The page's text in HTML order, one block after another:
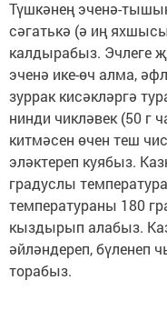
Түшкәнең эченә-
сәгатькә (ә иң
калдырабыз. Эчлеге
эченә ике-өч алма,
зуррак кисәкләргә
нинди чикләвек (50
китмәсен өчен теш
эләктереп куябыз.
градуслы
температураны 180
кыздырып алабыз.
әйләндереп, бүленеп
торабыз.